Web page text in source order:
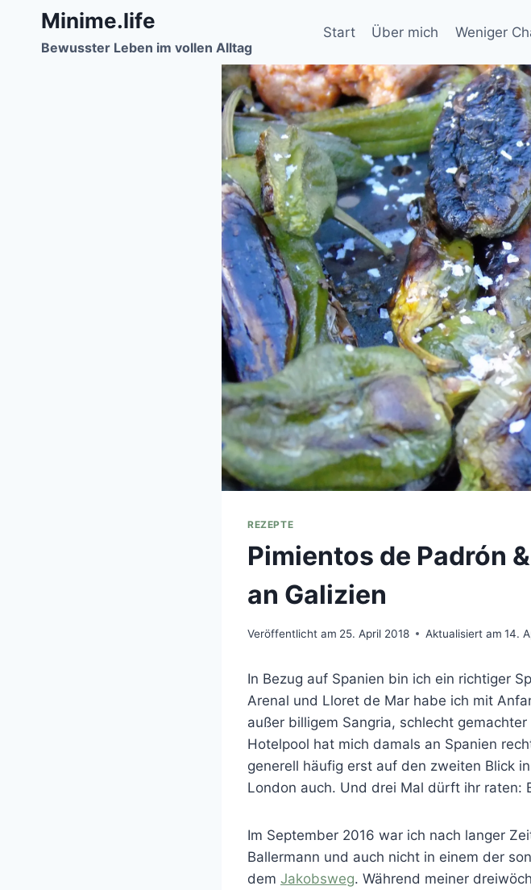
springen
Minime.life
Bewusster Leben im vollen Alltag
Start Über mich Weniger
REZEPTE
Pimientos de Padrón
an Galizien
Veröffentlicht am 25. April 2018 Aktualisiert am 14.
In Bezug auf Spanien bin ich ein richtiger
Arenal und Lloret de Mar habe ich mit
außer billigem Sangria, schlecht
Hotelpool hat mich damals an Spanien
generell häufig erst auf den zweiten Blick
London auch. Und drei Mal dürft ihr raten:
Im September 2016 war ich nach langer
Ballermann und auch nicht in einem der
dem Jakobsweg. Während meiner